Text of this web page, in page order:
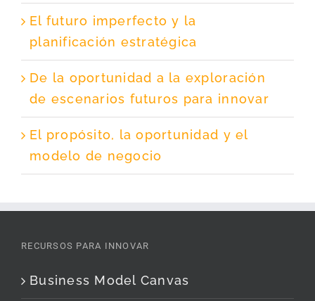
El futuro imperfecto y la
planificación estratégica
De la oportunidad a la exploración
de escenarios futuros para innovar
El propósito, la oportunidad y el
modelo de negocio
RECURSOS PARA INNOVAR
Business Model Canvas